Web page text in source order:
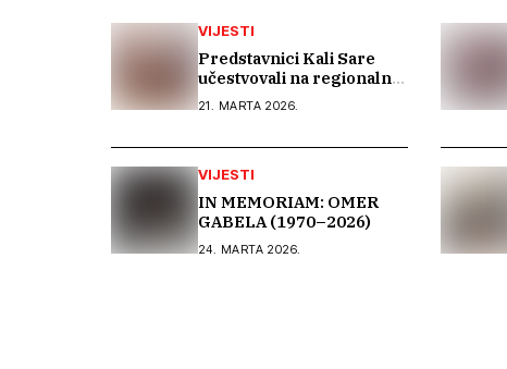
VIJESTI
Predstavnici Kali Sare
učestvovali na regionalnoj
konferenciji o inkluzivnoj
memorijalizaciji u Rijeci
21. MARTA 2026.
VIJESTI
IN MEMORIAM: OMER
GABELA (1970–2026)
24. MARTA 2026.